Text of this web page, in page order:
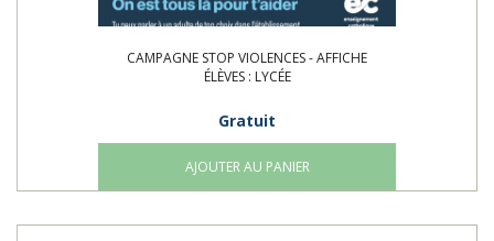
CAMPAGNE STOP VIOLENCES - AFFICHE
ÉLÈVES : LYCÉE
Gratuit
AJOUTER AU PANIER